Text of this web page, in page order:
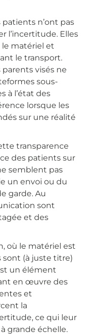
n’ont pas
l’incertitude. Elles
matériel et
le transport.
visés ne
sous-
à l’état des
lorsque les
sur une réalité
transparence
des patients sur
semblent pas
un envoi ou du
garde. Au
sont
et des
où le matériel est
(à juste titre)
un élément
en œuvre des
et
la
ce qui leur
grande échelle.